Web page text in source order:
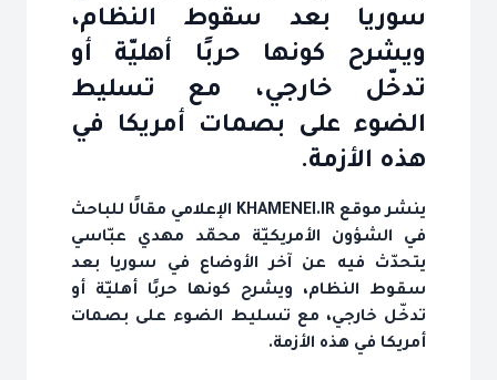
سوريا بعد سقوط النظام،
ويشرح كونها حربًا أهليّة أو
تدخّل خارجي، مع تسليط
الضوء على بصمات أمريكا في
هذه الأزمة.
ينشر موقع KHAMENEI.IR الإعلامي مقالًا للباحث
في الشؤون الأمريكيّة محمّد مهدي عبّاسي
يتحدّث فيه عن آخر الأوضاع في سوريا بعد
سقوط النظام، ويشرح كونها حربًا أهليّة أو
تدخّل خارجي، مع تسليط الضوء على بصمات
أمريكا في هذه الأزمة.